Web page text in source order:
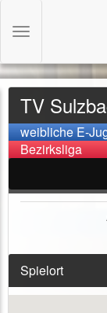
TV
weibliche E-
Bezirksliga
Spielort
Toggle